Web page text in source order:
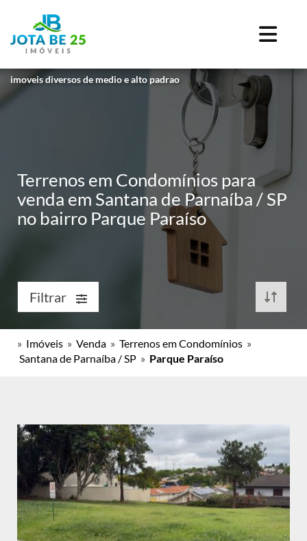
imoveis diversos de medio e alto padrao
Terrenos em Condomínios para
venda em Santana de Parnaíba / SP
no bairro Parque Paraíso
Filtrar
» Imóveis » Venda » Terrenos em Condomínios »
Santana de Parnaíba / SP » Parque Paraíso